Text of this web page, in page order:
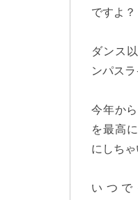
ですよ？
ダンス
ンパス
今年か
を最高
にしち
いつで